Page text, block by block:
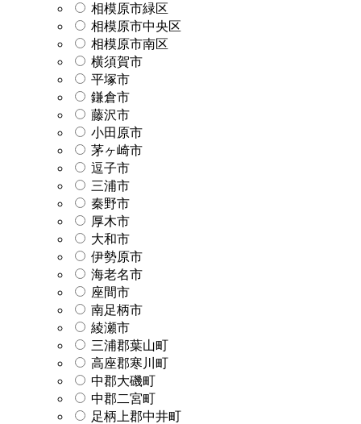
相模原市緑区
相模原市中央区
相模原市南区
横須賀市
平塚市
鎌倉市
藤沢市
小田原市
茅ヶ崎市
逗子市
三浦市
秦野市
厚木市
大和市
伊勢原市
海老名市
座間市
南足柄市
綾瀬市
三浦郡葉山町
高座郡寒川町
中郡大磯町
中郡二宮町
足柄上郡中井町